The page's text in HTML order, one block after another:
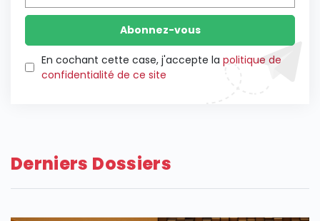
En cochant cette case, j'accepte la politique de
confidentialité de ce site
Derniers Dossiers